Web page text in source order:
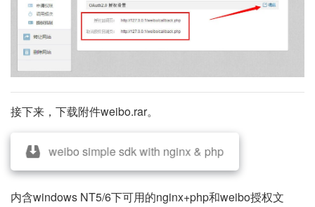
接下来，下载附件weibo.rar。
weibo simple sdk with nginx & php
内含windows NT5/6下可用的nginx+php和weibo授权文